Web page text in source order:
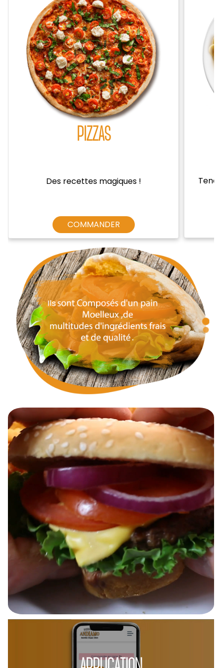
Zones de Livraison
PIZZAS
Des recettes magiques !
COMMANDER